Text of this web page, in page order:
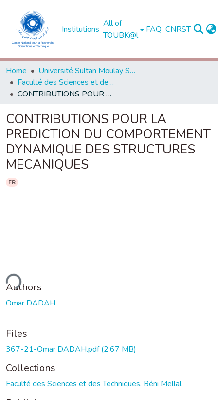
Institutions
All of
TOUBK@l
FAQ CNRST
Home
Université Sultan Moulay Slimane - Béni Mellal
Faculté des Sciences et des Techniques, Béni Mellal
CONTRIBUTIONS POUR LA PREDICTION DU COMPORTEMENT DYNAMIQUE DES STRUCTURES MECANIQUES
CONTRIBUTIONS POUR LA
PREDICTION DU COMPORTEMENT
DYNAMIQUE DES STRUCTURES
MECANIQUES
FR
Authors
Omar DADAH
Files
367-21-Omar DADAH.pdf(2.67 MB)
Collections
Faculté des Sciences et des Techniques, Béni Mellal